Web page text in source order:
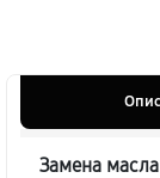
Замена